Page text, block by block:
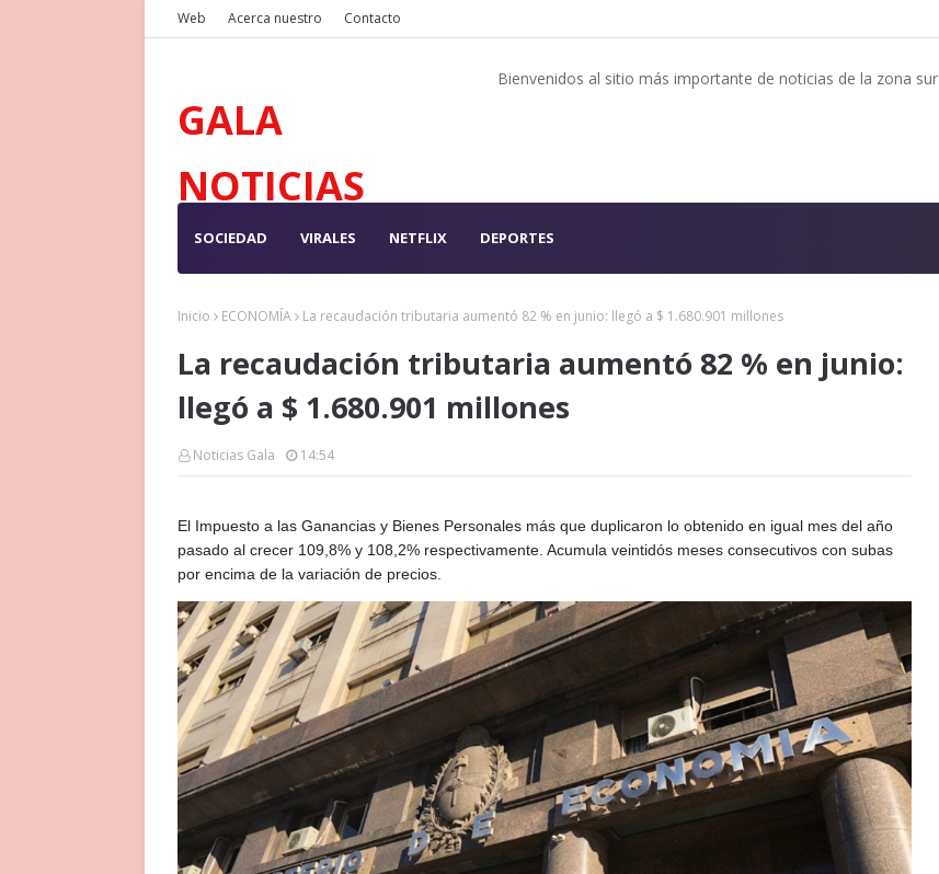
Web Acerca nuestro Contacto
GALA
NOTICIAS
Bienvenidos al sitio más importante de noticias de la zona sur
SOCIEDAD VIRALES NETFLIX DEPORTES
Inicio ECONOMÍA La recaudación tributaria aumentó 82 % en junio: llegó a $ 1.680.901 millones
La recaudación tributaria aumentó 82 % en junio:
llegó a $ 1.680.901 millones
Noticias Gala 14:54
El Impuesto a las Ganancias y Bienes Personales más que duplicaron lo obtenido en igual mes del año
pasado al crecer 109,8% y 108,2% respectivamente. Acumula veintidós meses consecutivos con subas
por encima de la variación de precios.